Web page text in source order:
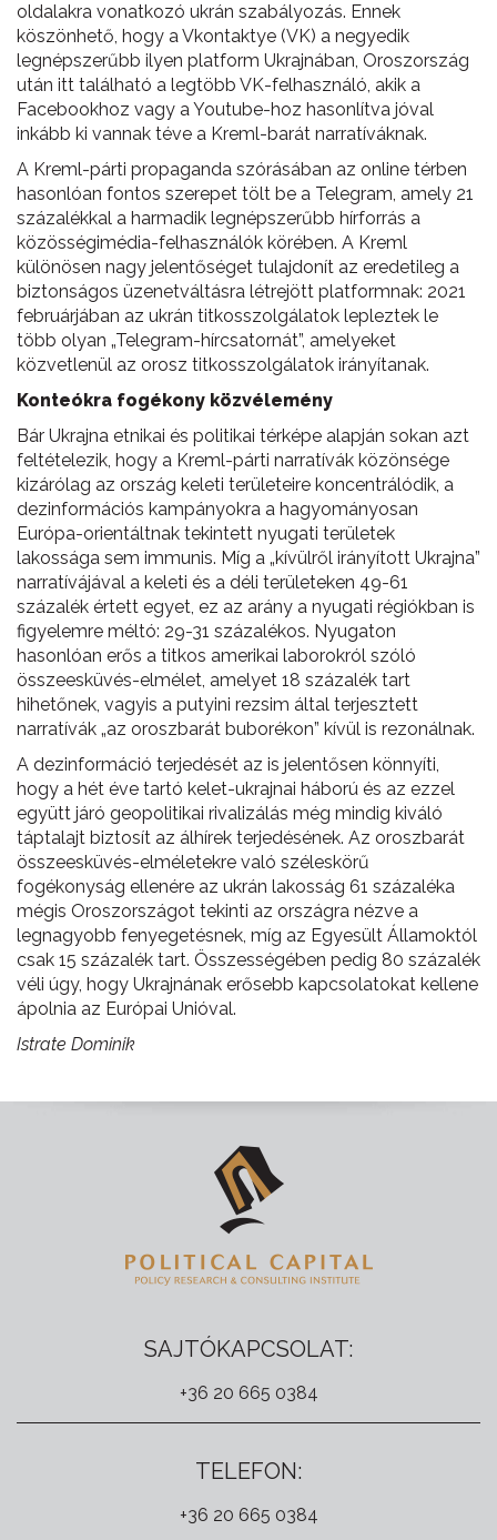
oldalakra vonatkozó ukrán szabályozás. Ennek
köszönhető, hogy a Vkontaktye (VK) a negyedik
legnépszerűbb ilyen platform Ukrajnában, Oroszország
után itt található a legtöbb VK-felhasználó, akik a
Facebookhoz vagy a Youtube-hoz hasonlítva jóval
inkább ki vannak téve a Kreml-barát narratíváknak.
A Kreml-párti propaganda szórásában az online térben
hasonlóan fontos szerepet tölt be a Telegram, amely 21
százalékkal a harmadik legnépszerűbb hírforrás a
közösségimédia-felhasználók körében. A Kreml
különösen nagy jelentőséget tulajdonít az eredetileg a
biztonságos üzenetváltásra létrejött platformnak: 2021
februárjában az ukrán titkosszolgálatok lepleztek le
több olyan „Telegram-hírcsatornát”, amelyeket
közvetlenül az orosz titkosszolgálatok irányítanak.
Konteókra fogékony közvélemény
Bár Ukrajna etnikai és politikai térképe alapján sokan azt
feltételezik, hogy a Kreml-párti narratívák közönsége
kizárólag az ország keleti területeire koncentrálódik, a
dezinformációs kampányokra a hagyományosan
Európa-orientáltnak tekintett nyugati területek
lakossága sem immunis. Míg a „kívülről irányított Ukrajna”
narratívájával a keleti és a déli területeken 49-61
százalék értett egyet, ez az arány a nyugati régiókban is
figyelemre méltó: 29-31 százalékos. Nyugaton
hasonlóan erős a titkos amerikai laborokról szóló
összeesküvés-elmélet, amelyet 18 százalék tart
hihetőnek, vagyis a putyini rezsim által terjesztett
narratívák „az oroszbarát buborékon” kívül is rezonálnak.
A dezinformáció terjedését az is jelentősen könnyíti,
hogy a hét éve tartó kelet-ukrajnai háború és az ezzel
együtt járó geopolitikai rivalizálás még mindig kiváló
táptalajt biztosít az álhírek terjedésének. Az oroszbarát
összeesküvés-elméletekre való széleskörű
fogékonyság ellenére az ukrán lakosság 61 százaléka
mégis Oroszországot tekinti az országra nézve a
legnagyobb fenyegetésnek, míg az Egyesült Államoktól
csak 15 százalék tart. Összességében pedig 80 százalék
véli úgy, hogy Ukrajnának erősebb kapcsolatokat kellene
ápolnia az Európai Unióval.
Istrate Dominik
SAJTÓKAPCSOLAT:
+36 20 665 0384
TELEFON:
+36 20 665 0384